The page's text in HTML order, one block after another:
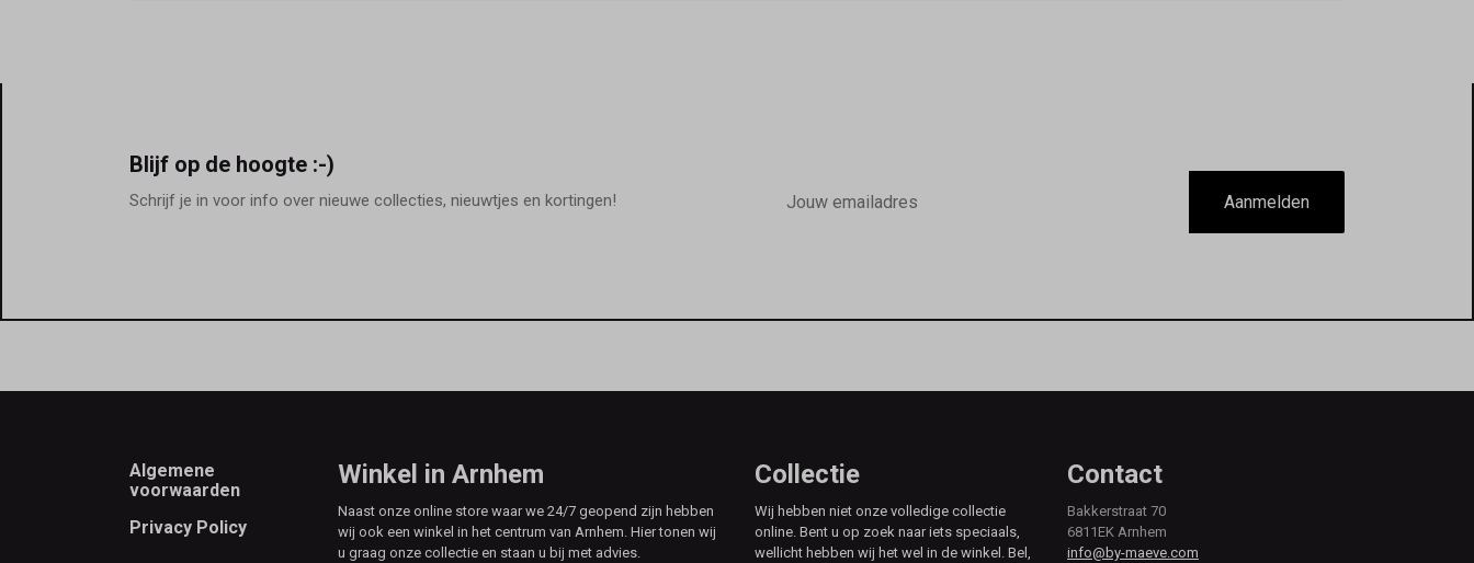
Blijf op de hoogte :-)
Schrijf je in voor info over nieuwe collecties, nieuwtjes en kortingen!
mailadres
Aanmelden
Footer
Algemene
voorwaarden
Privacy Policy
Winkel in Arnhem
Naast onze online store waar we 24/7 geopend zijn hebben
wij ook een winkel in het centrum van Arnhem. Hier tonen wij
u graag onze collectie en staan u bij met advies.
Collectie
Wij hebben niet onze volledige collectie
online. Bent u op zoek naar iets speciaals,
wellicht hebben wij het wel in de winkel. Bel,
Contact
Bakkerstraat 70
6811EK Arnhem
info@by-maeve.com